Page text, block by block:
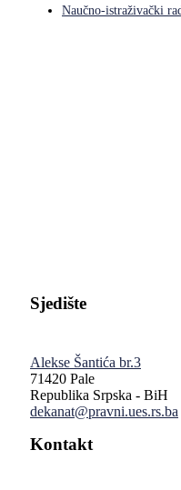
Naučno-istraživački
Sjedište
Alekse Šantića br.3
71420 Pale
Republika Srpska - BiH
dekanat@pravni.ues.rs.ba
Kontakt